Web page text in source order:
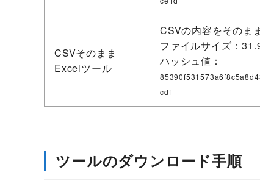
CSVそのまま
Excelツール
CSVの内容をそのま
ファイルサイズ：
ハッシュ値：
cdf
ツールのダウンロード手順